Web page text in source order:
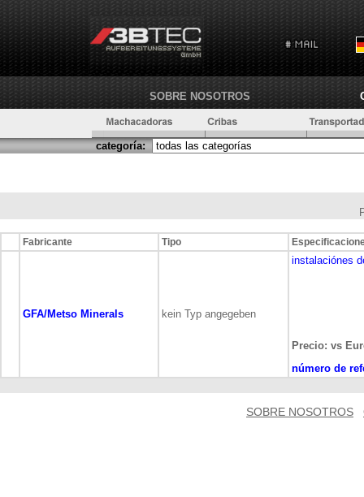
SOBRE NOSOTROS
categoría:
Fabricante Tipo
GFA/Metso Minerals kein Typ angegeben
instalaciónes
Precio: vs
número de
SOBRE NOSOTROS